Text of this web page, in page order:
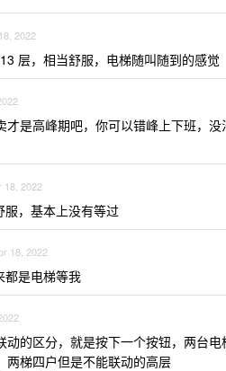
2022
层，相当舒服，电梯随叫随到的感觉
才是高峰期吧，你可以错峰上下班，
18, 2022
，基本上没有等过
18, 2022
都是电梯等我
动的区分，就是按下一个按钮，两台
两梯四户但是不能联动的高层